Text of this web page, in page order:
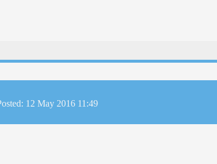
12 May 2016 11:49